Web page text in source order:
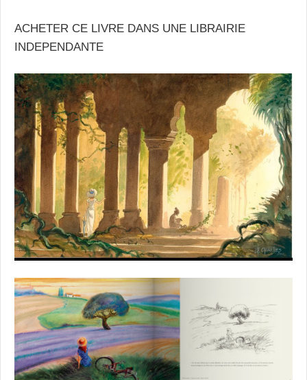
ACHETER CE LIVRE DANS UNE LIBRAIRIE
INDEPENDANTE